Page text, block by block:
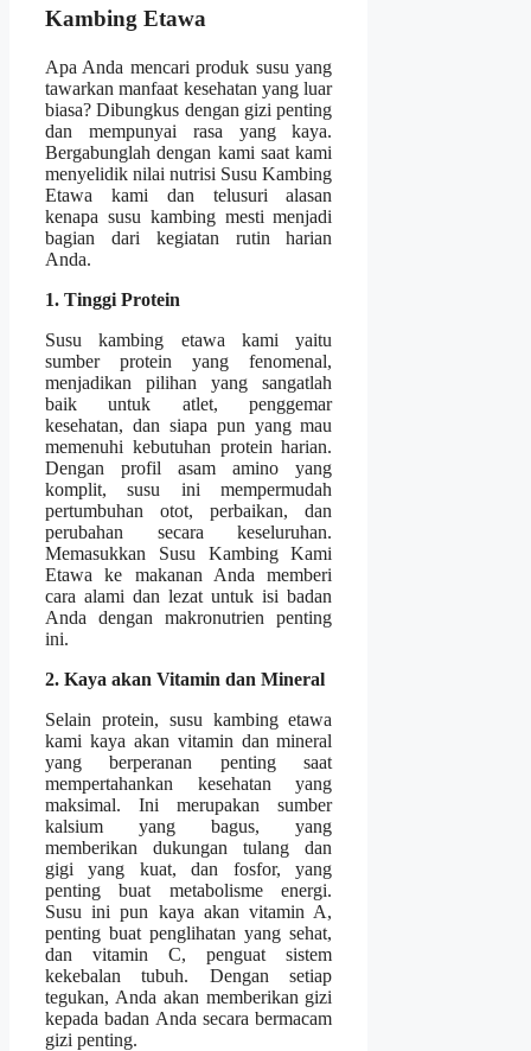
Kambing Etawa
Apa Anda mencari produk susu yang
tawarkan manfaat kesehatan yang luar
biasa? Dibungkus dengan gizi penting
dan mempunyai rasa yang kaya.
Bergabunglah dengan kami saat kami
menyelidik nilai nutrisi Susu Kambing
Etawa kami dan telusuri alasan
kenapa susu kambing mesti menjadi
bagian dari kegiatan rutin harian
Anda.
1. Tinggi Protein
Susu kambing etawa kami yaitu
sumber protein yang fenomenal,
menjadikan pilihan yang sangatlah
baik untuk atlet, penggemar
kesehatan, dan siapa pun yang mau
memenuhi kebutuhan protein harian.
Dengan profil asam amino yang
komplit, susu ini mempermudah
pertumbuhan otot, perbaikan, dan
perubahan secara keseluruhan.
Memasukkan Susu Kambing Kami
Etawa ke makanan Anda memberi
cara alami dan lezat untuk isi badan
Anda dengan makronutrien penting
ini.
2. Kaya akan Vitamin dan Mineral
Selain protein, susu kambing etawa
kami kaya akan vitamin dan mineral
yang berperanan penting saat
mempertahankan kesehatan yang
maksimal. Ini merupakan sumber
kalsium yang bagus, yang
memberikan dukungan tulang dan
gigi yang kuat, dan fosfor, yang
penting buat metabolisme energi.
Susu ini pun kaya akan vitamin A,
penting buat penglihatan yang sehat,
dan vitamin C, penguat sistem
kekebalan tubuh. Dengan setiap
tegukan, Anda akan memberikan gizi
kepada badan Anda secara bermacam
gizi penting.